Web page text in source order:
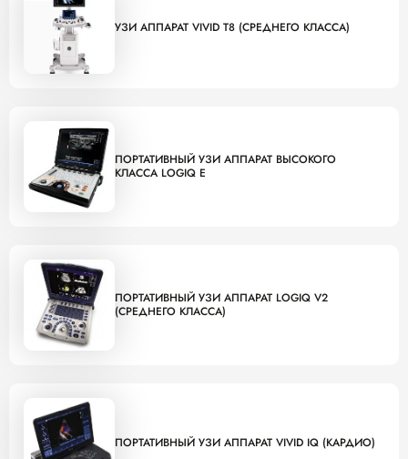
УЗИ АППАРАТ VIVID T8 (СРЕДНЕГО КЛАССА)
ПОРТАТИВНЫЙ УЗИ АППАРАТ ВЫСОКОГО
КЛАССА LOGIQ E
ПОРТАТИВНЫЙ УЗИ АППАРАТ LOGIQ V2
(СРЕДНЕГО КЛАССА)
ПОРТАТИВНЫЙ УЗИ АППАРАТ VIVID IQ (КАРДИО)